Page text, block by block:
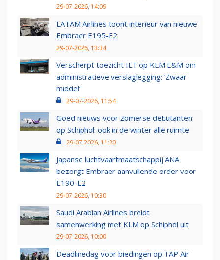
29-07-2026, 14:09
LATAM Airlines toont interieur van nieuwe
Embraer E195-E2
29-07-2026, 13:34
Verscherpt toezicht ILT op KLM E&M om
administratieve verslaglegging: ‘Zwaar
middel’
29-07-2026, 11:54
Goed nieuws voor zomerse debutanten
op Schiphol: ook in de winter alle ruimte
29-07-2026, 11:20
Japanse luchtvaartmaatschappij ANA
bezorgt Embraer aanvullende order voor
E190-E2
29-07-2026, 10:30
Saudi Arabian Airlines breidt
samenwerking met KLM op Schiphol uit
29-07-2026, 10:00
Deadlinedag voor biedingen op TAP Air